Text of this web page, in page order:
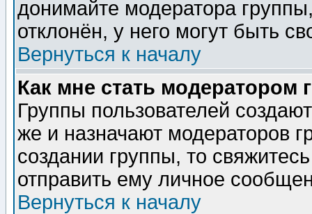
донимайте модератора
отклонён, у него могут быть
Вернуться к началу
Как мне стать модератором
Группы пользователей
же и назначают модераторов
создании группы, то
отправить ему личное
Вернуться к началу